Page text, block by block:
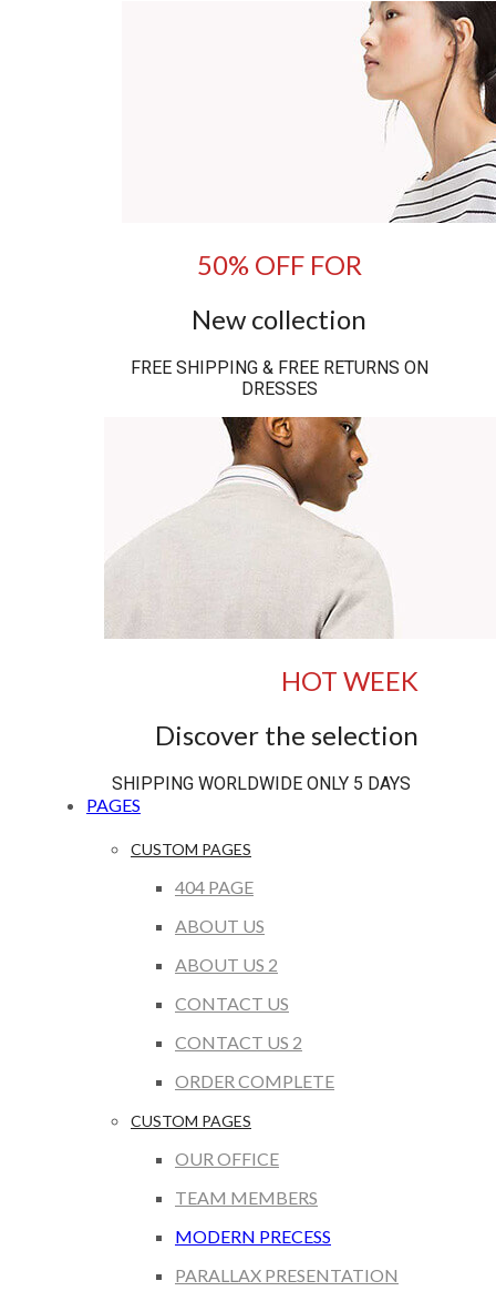
50% OFF FOR
New collection
FREE SHIPPING & FREE RETURNS ON
DRESSES
HOT WEEK
Discover the selection
SHIPPING WORLDWIDE ONLY 5 DAYS
PAGES
CUSTOM PAGES
404 PAGE
ABOUT US
ABOUT US 2
CONTACT US
CONTACT US 2
ORDER COMPLETE
CUSTOM PAGES
OUR OFFICE
TEAM MEMBERS
MODERN PRECESS
PARALLAX PRESENTATION